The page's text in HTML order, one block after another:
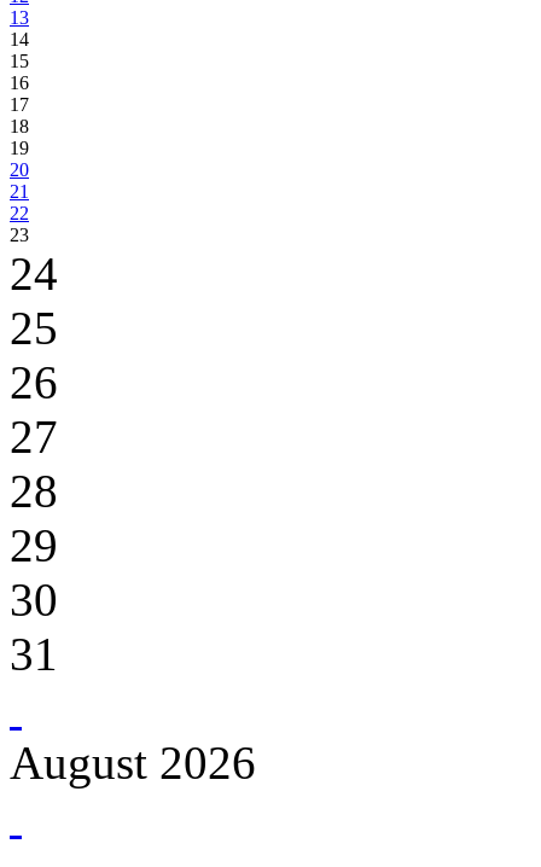
13
14
15
16
17
18
19
20
21
22
23
24
25
26
27
28
29
30
31
August 2026